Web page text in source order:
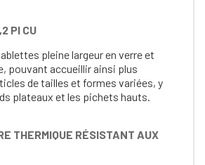
PI CU
pleine largeur en verre et
pouvant accueillir ainsi plus
de tailles et formes variées, y
plateaux et les pichets hauts.
THERMIQUE RÉSISTANT AUX